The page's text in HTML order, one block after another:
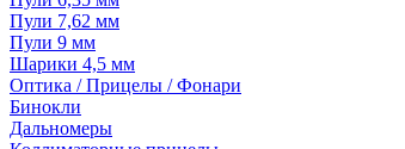
Пули 7,62 мм
Пули 9 мм
Шарики 4,5 мм
Оптика / Прицелы / Фонари
Бинокли
Дальномеры